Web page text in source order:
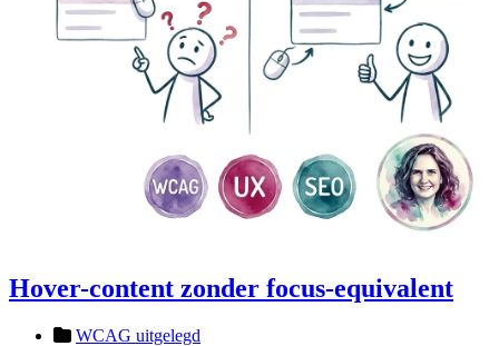
Hover-content zonder focus-equivalent
WCAG uitgelegd